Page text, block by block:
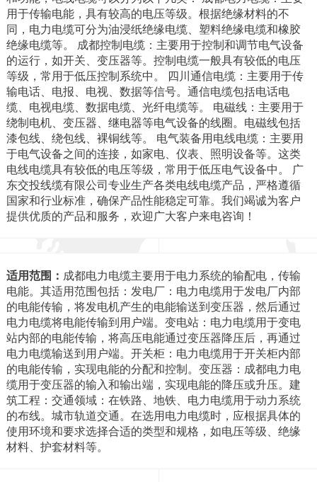
用于传输电能，具有较高的电压等级。根据绝缘材料的不
同，电力电缆可分为油浸纸绝缘电缆、塑料绝缘电缆和橡胶
绝缘电缆等。 成都控制电缆：主要用于控制和调节电气设备
的运行，如开关、变压器等。控制电缆一般具有较低的电压
等级，常用于低压控制系统中。 四川通信电缆：主要用于传
输电话、电报、电视、数据等信号。通信电缆包括电话电
缆、电视电缆、数据电缆、光纤电缆等。 电磁线：主要用于
绕制电机、变压器、继电器等电气设备的线圈。电磁线包括
漆包线、绕包线、裸铜线等。 电气装备用电线电缆：主要用
于电气设备之间的连接，如家电、仪表、照明设备等。这类
电线电缆具有较低的电压等级，常用于低压电气设备中。 广
东交投线缆有限公司专业生产各类电线电缆产品，严格遵循
国家和行业标准，确保产品性能稳定可靠。我们竭诚为客户
提供优质的产品和服务，欢迎广大客户来电咨询！
适用范围： 成都电力电缆主要用于电力系统的输配电，传输
电能。其适用范围包括：发电厂：电力电缆用于发电厂内部
的电能传输，将发电机产生的电能输送到变压器，然后通过
电力电缆将电能传输到用户端。变电站：电力电缆用于变电
站内部的电能传输，将高压电能通过变压器降压后，再通过
电力电缆输送到用户端。开关柜：电力电缆用于开关柜内部
的电能传输，实现电能的分配和控制。变压器：成都电力电
缆用于变压器的输入和输出端，实现电能的降压或升压。建
筑工程：交通领域：在铁路、地铁、电力电缆用于动力系统
的布线。城市轨道交通。在选用电力电缆时，应根据具体的
使用环境和要求选择合适的类型和规格，如电压等级、绝缘
材料、护套材料等。